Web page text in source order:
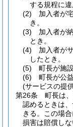
する規程に違
(2)
加入者が
き。
(3)
加入者が
とき。
(4)
加入者が
したとき。
(5)
町長が施
(6)
町長が公
(サービスの提
第26条
町長は
認めるときは
きる。
この場
損害は賠償しな